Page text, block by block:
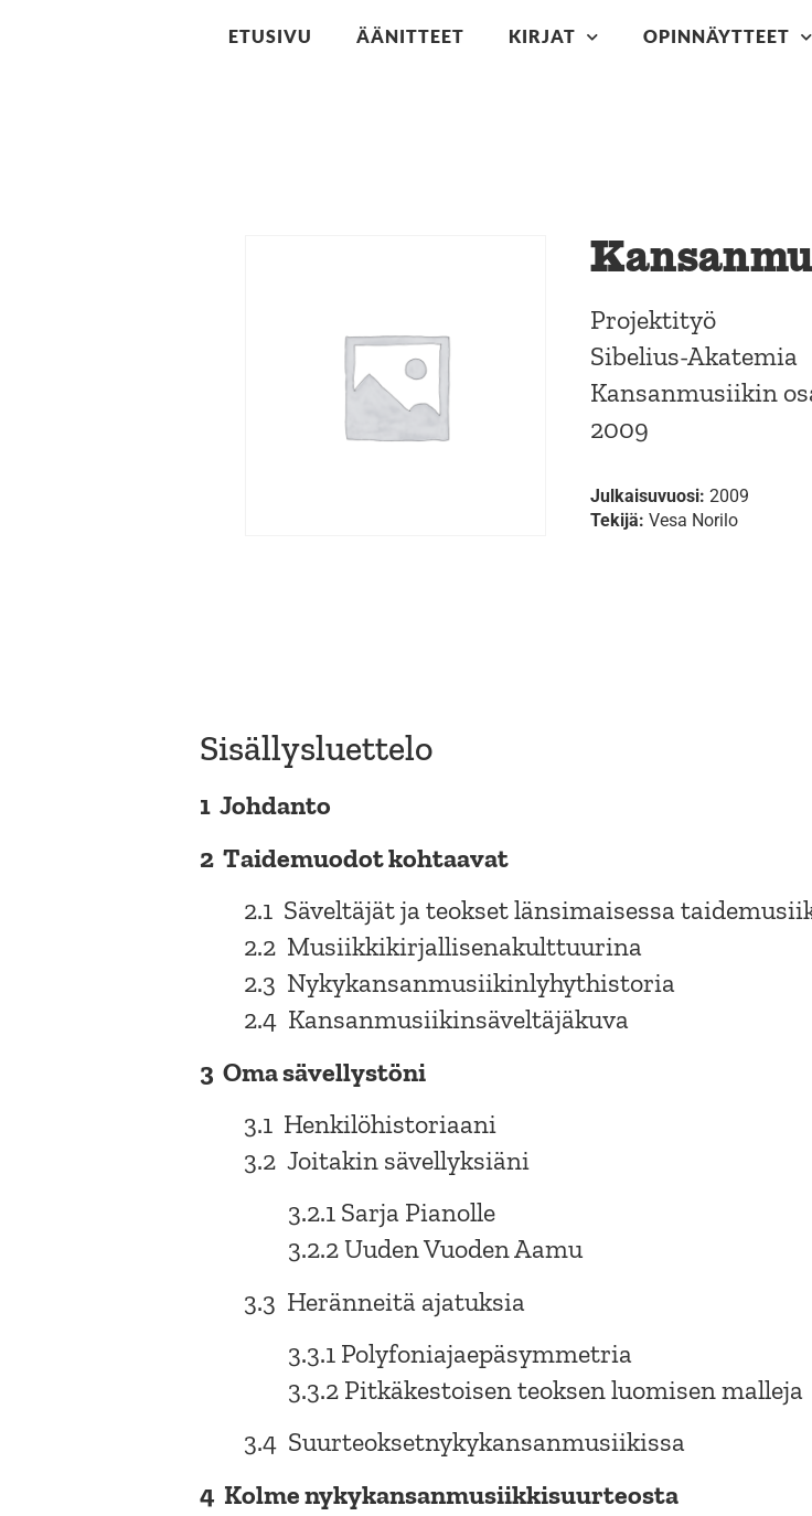
ETUSIVU ÄÄNITTEET KIRJAT OPINNÄYTTEET
Projektityö
Sibelius-Akatemia
Kansanmusiikin
2009
Julkaisuvuosi:2009
Tekijä:Vesa Norilo
Sisällysluettelo
1 Johdanto
2 Taidemuodot kohtaavat
2.1 Säveltäjät ja teokset länsimaisessa
2.2 Musiikkikirjallisenakulttuurina
2.3 Nykykansanmusiikinlyhythistoria
2.4 Kansanmusiikinsäveltäjäkuva
3 Oma sävellystöni
3.1 Henkilöhistoriaani
3.2 Joitakin sävellyksiäni
3.2.1 Sarja Pianolle
3.2.2 Uuden Vuoden Aamu
3.3 Heränneitä ajatuksia
3.3.1 Polyfoniajaepäsymmetria
3.3.2 Pitkäkestoisen teoksen luomisen malleja
3.4 Suurteoksetnykykansanmusiikissa
4 Kolme nykykansanmusiikkisuurteosta